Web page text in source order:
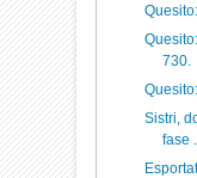
730.
Sistri,
fase